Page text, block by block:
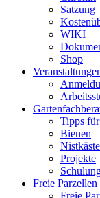
Satzung
WIKI
Shop
Tipps
Bienen
Projekte
Freie Parzellen
Freie